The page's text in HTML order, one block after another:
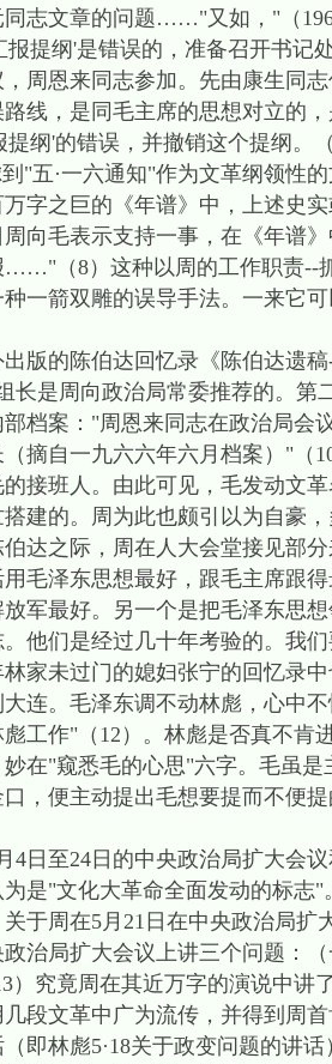
志文章的问题……"又如，"（
报提纲'是错误的，准备召开书记
，周恩来同志参加。先由康生
线，是同毛主席的思想对立的
提纲'的错误，并撤销这个提纲。
"五·一六通知"作为文革纲领性
字之巨的《年谱》中，上述史
周向毛表示支持一事，在《年谱
（8）这种以周的工作职责--
一箭双雕的误导手法。一来它
的陈伯达回忆录《陈伯达遗稿
长是周向政治局常委推荐的。
档案："周恩来同志在政治局会
摘自一九六六年六月档案）"（
接班人。由此可见，毛发动文
建的。周为此也颇引以为自豪
达之际，周在人大会堂接见部
毛泽东思想最好，跟毛主席跟
军最好。另一个是把毛泽东思
他们是经过几十年考验的。我
家未过门的媳妇张宁的回忆录
连。毛泽东调不动林彪，心中
工作"（12）。林彪是否真不
在"窥悉毛的心思"六字。毛虽
，便主动提出毛想要提而不便
至24日的中央政治局扩大会议
是"文化大革命全面发动的标志
于周在5月21日在中央政治局
政治局扩大会议上讲三个问题：
）究竟周在其近万字的演说中
段文革中广为流传，并得到周
即林彪5·18关于政变问题的讲